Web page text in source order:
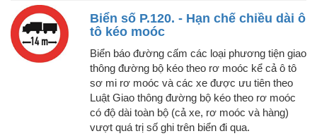
Biển số P.120. - Hạn chế chiều dài ô
tô kéo moóc
Biển báo đường cấm các loại phương tiện giao
thông đường bộ kéo theo rơ moóc kể cả ô tô
sơ mi rơ moóc và các xe được ưu tiên theo
Luật Giao thông đường bộ kéo theo rơ moóc
có độ dài toàn bộ (cả xe, rơ moóc và hàng)
vượt quá trị số ghi trên biển đi qua.